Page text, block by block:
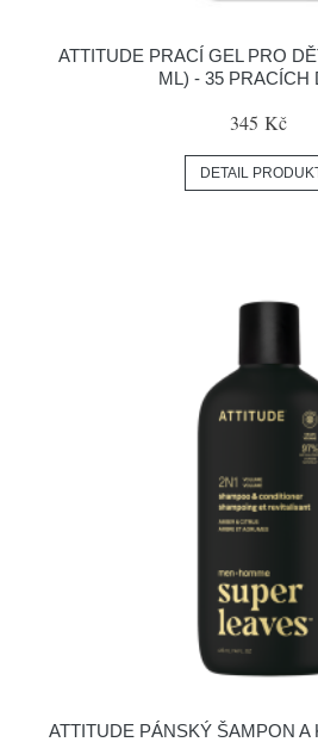
ATTITUDE PRACÍ GEL PRO
ML) - 35 PRACÍCH
345 Kč
DETAIL
ATTITUDE PÁNSKÝ ŠAMPON